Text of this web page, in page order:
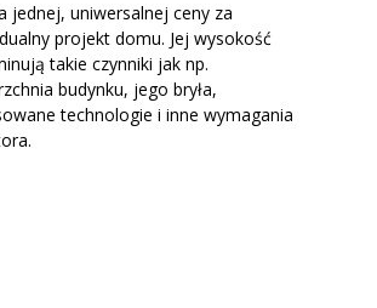
jednej, uniwersalnej ceny za
projekt domu. Jej wysokość
takie czynniki jak np.
budynku, jego bryła,
technologie i inne wymagania